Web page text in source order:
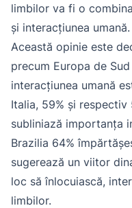
limbilor va fi o
și interacțiunea umană.
Această opinie este
precum Europa de
interacțiunea umană
Italia, 59% și
subliniază importanța
Brazilia 64%
sugerează un viitor
loc să înlocuiască,
limbilor.